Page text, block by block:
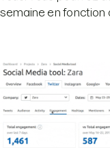
semaine en fonction